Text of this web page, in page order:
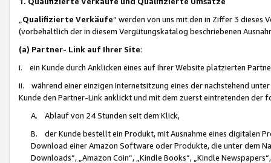
Qualifizierte Verkäufe“ werden von uns mit den in Ziffer 3
(vorbehaltlich der in diesem Vergütungskatalog beschriebenen
(a) Partner- Link auf Ihrer Site:
i. ein Kunde durch Anklicken eines auf Ihrer Website platzierten
ii. während einer einzigen Internetsitzung eines der nachstehend
Kunde den Partner-Link anklickt und mit dem zuerst eintretenden der
A. Ablauf von 24 Stunden seit dem Klick,
B. der Kunde bestellt ein Produkt, mit Ausnahme eines digitalen
Download einer Amazon Software oder Produkte, die unter dem
Downloads“, „Amazon Coin“, „Kindle Books“, „Kindle